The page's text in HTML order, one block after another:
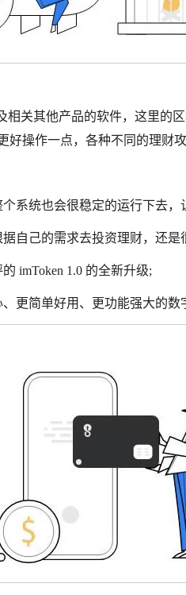
相关其他产品的软件，这里的
好操作一点，各种不同的理财
系统也会很稳定的运行下去，
自己的需求去投资理财，还是
imToken 1.0 的全新升级;
更简单好用、更功能强大的数